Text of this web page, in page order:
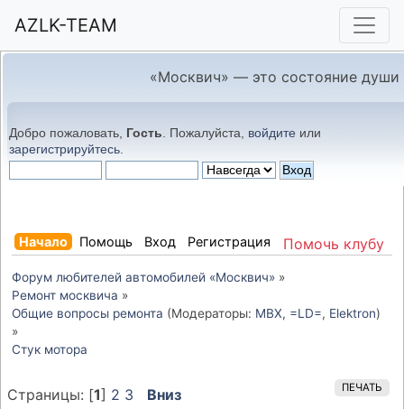
AZLK-TEAM
«Москвич» — это состояние души
Добро пожаловать, Гость . Пожалуйста, войдите или
зарегистрируйтесь
Помочь клубу
Начало Помощь Вход Регистрация
Форум любителей автомобилей «Москвич» »
Ремонт москвича »
Общие вопросы ремонта (Модераторы: MBX, =LD=, Elektron)
»
Стук мотора
ПЕЧАТЬ
Страницы: [1] 2 3 Вниз